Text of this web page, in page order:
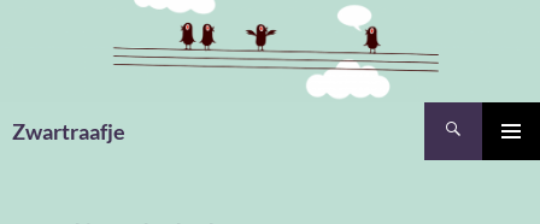
Zwartraafje